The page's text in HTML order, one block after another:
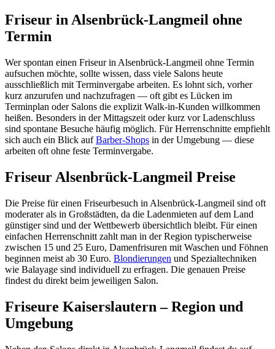
Friseur in Alsenbrück-Langmeil ohne
Termin
Wer spontan einen Friseur in Alsenbrück-Langmeil ohne Termin
aufsuchen möchte, sollte wissen, dass viele Salons heute
ausschließlich mit Terminvergabe arbeiten. Es lohnt sich, vorher
kurz anzurufen und nachzufragen — oft gibt es Lücken im
Terminplan oder Salons die explizit Walk-in-Kunden willkommen
heißen. Besonders in der Mittagszeit oder kurz vor Ladenschluss
sind spontane Besuche häufig möglich. Für Herrenschnitte empfiehlt
sich auch ein Blick aufBarber-Shops in der Umgebung — diese
arbeiten oft ohne feste Terminvergabe.
Friseur Alsenbrück-Langmeil Preise
Die Preise für einen Friseurbesuch in Alsenbrück-Langmeil sind oft
moderater als in Großstädten, da die Ladenmieten auf dem Land
günstiger sind und der Wettbewerb übersichtlich bleibt. Für einen
einfachen Herrenschnitt zahlt man in der Region typischerweise
zwischen 15 und 25 Euro, Damenfrisuren mit Waschen und Föhnen
beginnen meist ab 30 Euro. Blondierungen und Spezialtechniken
wie Balayage sind individuell zu erfragen. Die genauen Preise
findest du direkt beim jeweiligen Salon.
Friseure Kaiserslautern – Region und
Umgebung